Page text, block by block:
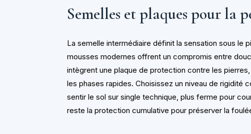
Semelles et plaques pour la
La semelle intermédiaire définit la sensation sous le
mousses modernes offrent un compromis entre
intègrent une plaque de protection contre les
les phases rapides. Choisissez un niveau de rigidité
sentir le sol sur single technique, plus ferme pour
reste la protection cumulative pour préserver la